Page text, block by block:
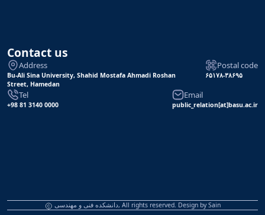
Contact us
Address
Bu-Ali Sina University, Shahid Mostafa Ahmadi Roshan
Street, Hamedan
Postal code
۶۵۱۷۸-۳۸۶۹۵
Tel
+98 81 3140 0000
Email
public_relation[at]basu.ac.ir
دانشکده فنی و مهندسی, All rights reserved. Design bySain